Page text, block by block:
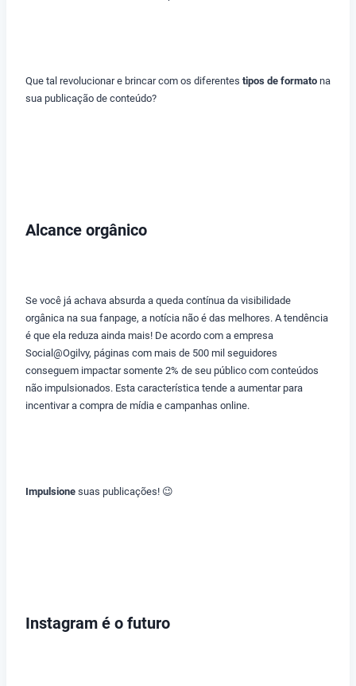
Que tal revolucionar e brincar com os diferentes tipos de formato na
sua publicação de conteúdo?
Alcance orgânico
Se você já achava absurda a queda contínua da visibilidade
orgânica na sua fanpage, a notícia não é das melhores. A tendência
é que ela reduza ainda mais! De acordo com a empresa
Social@Ogilvy, páginas com mais de 500 mil seguidores
conseguem impactar somente 2% de seu público com conteúdos
não impulsionados. Esta característica tende a aumentar para
incentivar a compra de mídia e campanhas online.
Impulsione suas publicações! 😉
Instagram é o futuro